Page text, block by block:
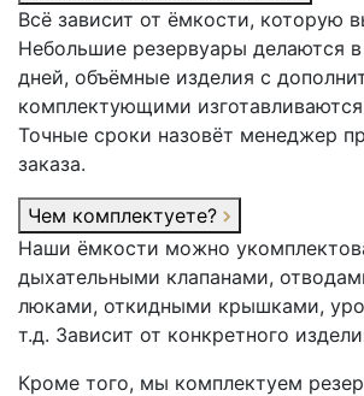
Всё зависит от ёмкости, которую
Небольшие резервуары делаются
дней, объёмные изделия с
комплектующими
Точные сроки назовёт менеджер
заказа.
Чем комплектуете?
Наши ёмкости можно
дыхательными клапанами,
люками, откидными крышками,
т.д. Зависит от конкретного
Кроме того, мы комплектуем